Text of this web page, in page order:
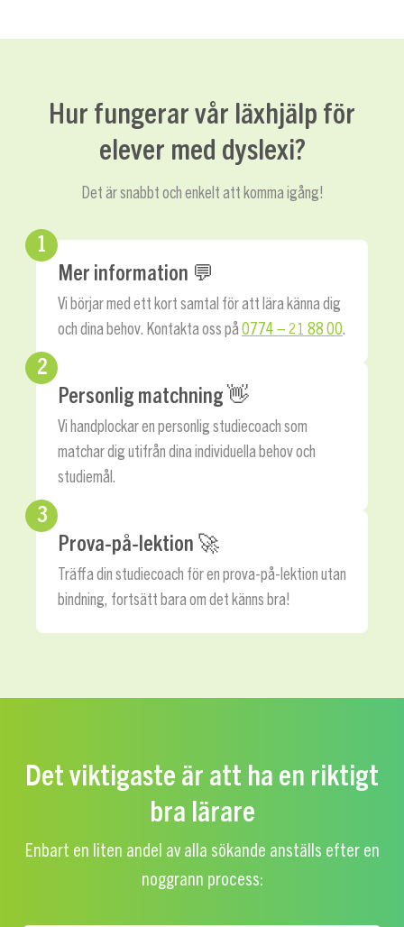
Hur fungerar vår läxhjälp för
elever med dyslexi?
Det är snabbt och enkelt att komma igång!
1
Mer information 💬
Vi börjar med ett kort samtal för att lära känna dig
och dina behov. Kontakta oss på0774 – 21 88 00.
2
Personlig matchning 👋
Vi handplockar en personlig studiecoach som
matchar dig utifrån dina individuella behov och
studiemål.
3
Prova-på-lektion 🚀
Träffa din studiecoach för en prova-på-lektion utan
bindning, fortsätt bara om det känns bra!
Det viktigaste är att ha en riktigt
bra lärare
Enbart en liten andel av alla sökande anställs efter en
noggrann process: